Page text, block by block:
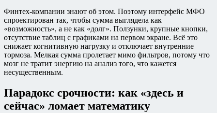
Финтех-компании знают об этом. Поэтому интерфейс МФО
спроектирован так, чтобы сумма выглядела как
«возможность», а не как «долг». Ползунки, крупные кнопки,
отсутствие таблиц с графиками на первом экране. Всё это
снижает когнитивную нагрузку и отключает внутренние
тормоза. Мелкая сумма пролетает мимо фильтров, потому что
мозг не тратит энергию на анализ того, что кажется
несущественным.
Парадокс срочности: как «здесь и
сейчас» ломает математику